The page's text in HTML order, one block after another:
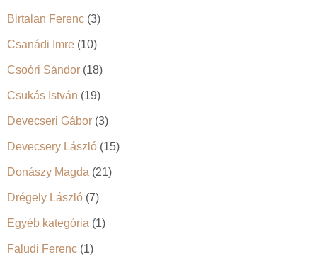
Birtalan Ferenc (3)
Csanádi Imre (10)
Csoóri Sándor (18)
Csukás István (19)
Devecseri Gábor (3)
Devecsery László (15)
Donászy Magda (21)
Drégely László (7)
Egyéb kategória (1)
Faludi Ferenc (1)